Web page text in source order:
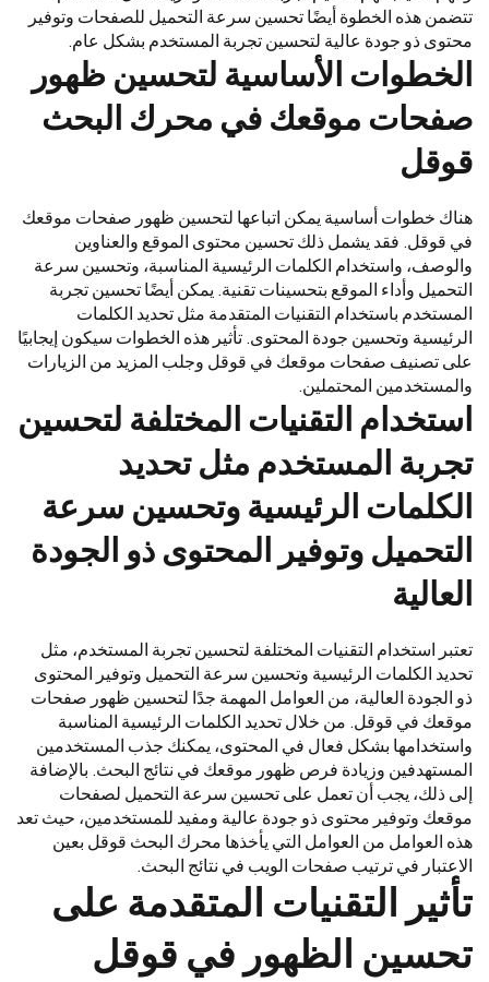
تتضمن هذه الخطوة أيضًا تحسين سرعة التحميل للصفحات وتوفير
محتوى ذو جودة عالية لتحسين تجربة المستخدم بشكل عام.
الخطوات الأساسية لتحسين ظهور
صفحات موقعك في محرك البحث
قوقل
هناك خطوات أساسية يمكن اتباعها لتحسين ظهور صفحات موقعك
في قوقل. فقد يشمل ذلك تحسين محتوى الموقع والعناوين
والوصف، واستخدام الكلمات الرئيسية المناسبة، وتحسين سرعة
التحميل وأداء الموقع بتحسينات تقنية. يمكن أيضًا تحسين تجربة
المستخدم باستخدام التقنيات المتقدمة مثل تحديد الكلمات
الرئيسية وتحسين جودة المحتوى. تأثير هذه الخطوات سيكون إيجابيًا
على تصنيف صفحات موقعك في قوقل وجلب المزيد من الزيارات
والمستخدمين المحتملين.
استخدام التقنيات المختلفة لتحسين
تجربة المستخدم مثل تحديد
الكلمات الرئيسية وتحسين سرعة
التحميل وتوفير المحتوى ذو الجودة
العالية
تعتبر استخدام التقنيات المختلفة لتحسين تجربة المستخدم، مثل
تحديد الكلمات الرئيسية وتحسين سرعة التحميل وتوفير المحتوى
ذو الجودة العالية، من العوامل المهمة جدًا لتحسين ظهور صفحات
موقعك في قوقل. من خلال تحديد الكلمات الرئيسية المناسبة
واستخدامها بشكل فعال في المحتوى، يمكنك جذب المستخدمين
المستهدفين وزيادة فرص ظهور موقعك في نتائج البحث. بالإضافة
إلى ذلك، يجب أن تعمل على تحسين سرعة التحميل لصفحات
موقعك وتوفير محتوى ذو جودة عالية ومفيد للمستخدمين، حيث تعد
هذه العوامل من العوامل التي يأخذها محرك البحث قوقل بعين
الاعتبار في ترتيب صفحات الويب في نتائج البحث.
تأثير التقنيات المتقدمة على
تحسين الظهور في قوقل